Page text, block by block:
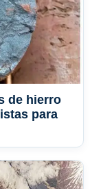
de hierro
para